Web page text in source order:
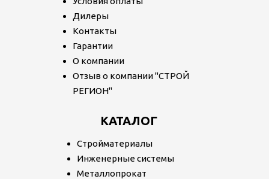
КАТАЛОГ
Стройматериалы
Инженерные системы
Металлопрокат
Дилеры
Контакты
Гарантии
О компании
Отзыв о компании "СТРОЙ
РЕГИОН"